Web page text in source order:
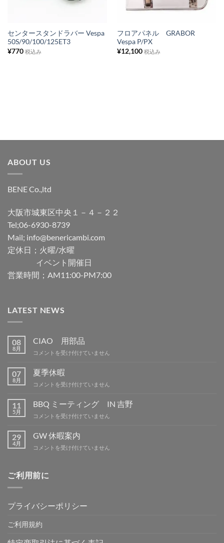
ス
センタースタンドラバー Vespa
50S/90/100/125ET3
¥770 税込み
り
ス
フロアパネル GRABOR
Vespa P/PX
¥12,100 税込み
ABOUT US
BENE Co.,ltd
大阪市城東区中央１－４－２２
Tel;06-6930-8739
Mail; info@benericambi.com
定休日；火曜/水曜
イベント開催日
営業時間；AM11:00-PM7:00
LATEST NEWS
08
8月
CIAO 用部品
CIAO
部
品
は
コメントを受け付けていません
07
8月
夏季休暇
夏
休
は
コメントを受け付けていません
11
5月
BBQ ミーティング IN 吉野
BBQ
ー
ィ
IN
コメントを受け付けていません
29
4月
GW 休暇案内
GW
案
内
コメントを受け付けていません
ご利用前に
プライバシーポリシー
ご利用規約